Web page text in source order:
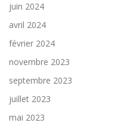
juin 2024
avril 2024
février 2024
novembre 2023
septembre 2023
juillet 2023
mai 2023